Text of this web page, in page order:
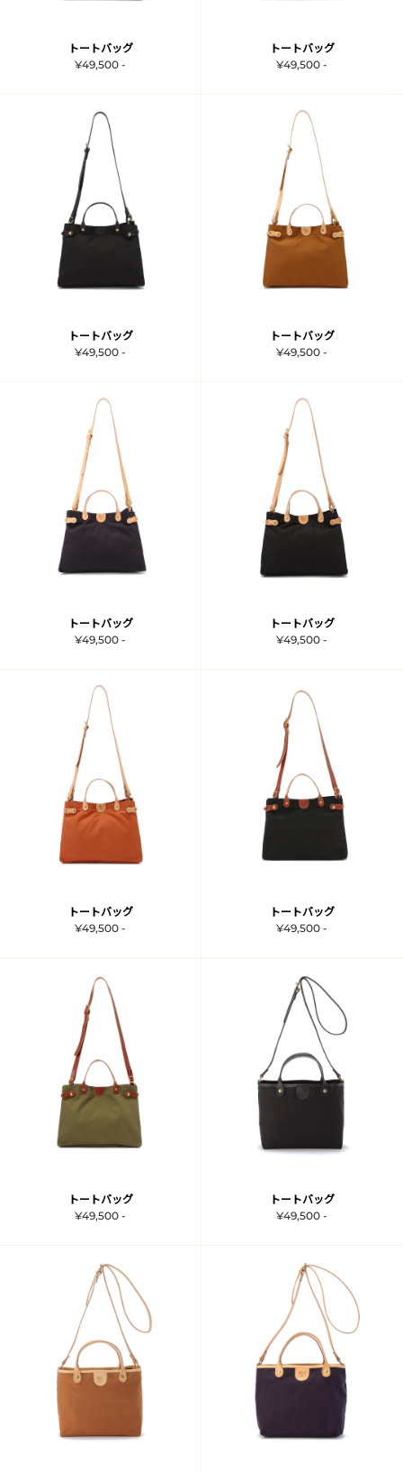
トートバッグ
¥49,500 -
トートバッグ
¥49,500 -
トートバッグ
¥49,500 -
トートバッグ
¥49,500 -
トートバッグ
¥49,500 -
トートバッグ
¥49,500 -
トートバッグ
¥49,500 -
トートバッグ
¥49,500 -
トートバッグ
¥49,500 -
トートバッグ
¥49,500 -